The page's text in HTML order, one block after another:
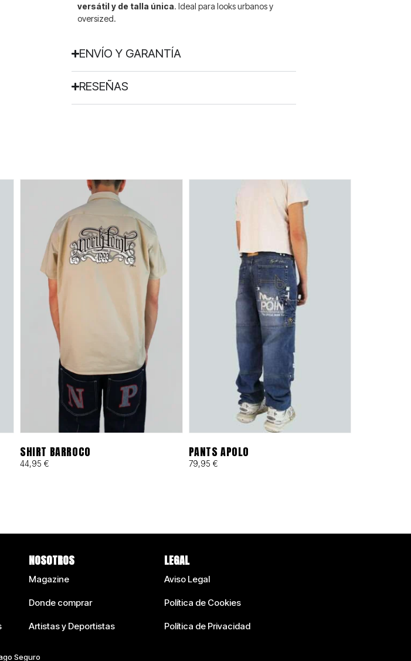
versátil y de talla única. Ideal para looks urbanos y
oversized.
ENVÍO Y GARANTÍA
RESEÑAS
SHIRT BARROCO
44,95 €
PANTS APOLO
79,95 €
NOSOTROS
Magazine
Donde comprar
Artistas y Deportistas
LEGAL
Aviso Legal
Política de Cookies
Política de Privacidad
Seguro